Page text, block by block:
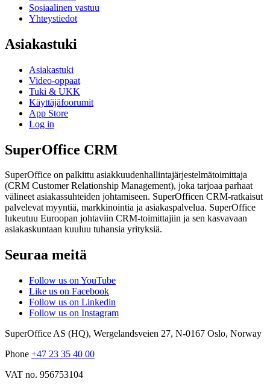
Sosiaalinen vastuu
Yhteystiedot
Asiakastuki
Asiakastuki
Video-oppaat
Tuki & UKK
Käyttäjäfoorumit
App Store
Log in
SuperOffice CRM
SuperOffice on palkittu asiakkuudenhallintajärjestelmätoimittaja
(CRM Customer Relationship Management), joka tarjoaa parhaat
välineet asiakassuhteiden johtamiseen. SuperOfficen CRM-ratkaisut
palvelevat myyntiä, markkinointia ja asiakaspalvelua. SuperOffice
lukeutuu Euroopan johtaviin CRM-toimittajiin ja sen kasvavaan
asiakaskuntaan kuuluu tuhansia yrityksiä.
Seuraa meitä
Follow us on YouTube
Like us on Facebook
Follow us on Linkedin
Follow us on Instagram
SuperOffice AS (HQ), Wergelandsveien 27, N-0167 Oslo, Norway
Phone +47 23 35 40 00
VAT no. 956753104